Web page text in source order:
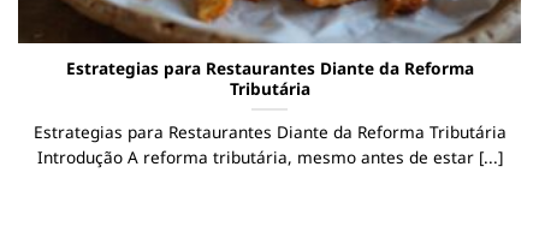
Estrategias para Restaurantes Diante da Reforma
Tributária
Estrategias para Restaurantes Diante da Reforma Tributária
Introdução A reforma tributária, mesmo antes de estar [...]